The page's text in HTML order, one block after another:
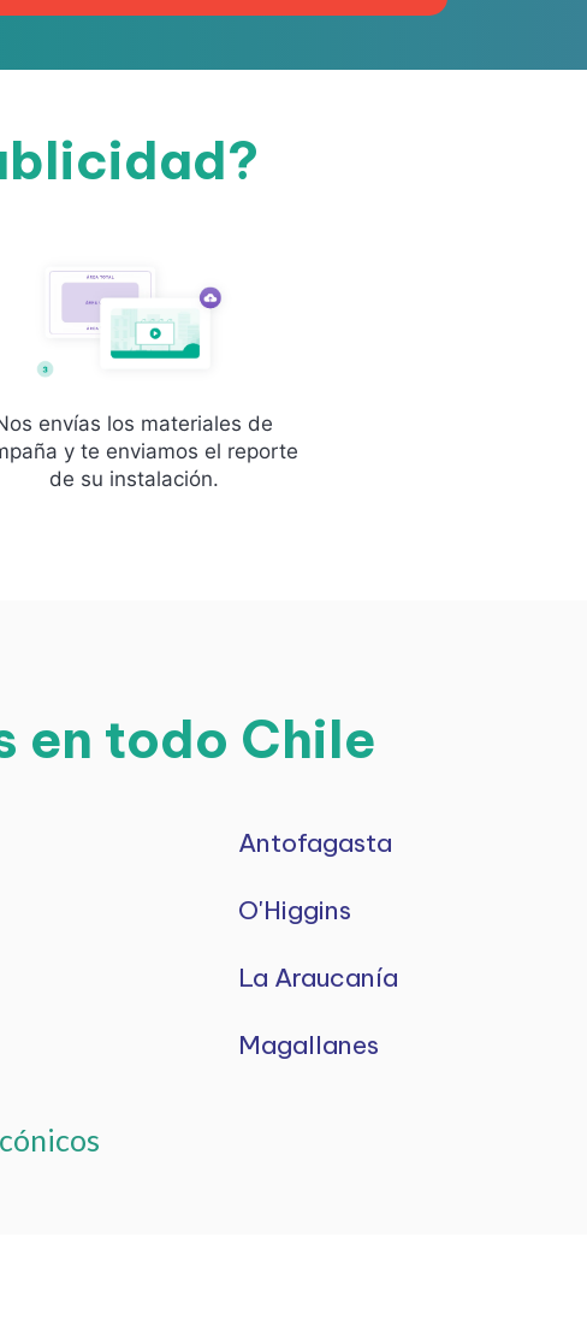
envías los materiales de
y te enviamos el reporte
de su instalación.
en todo Chile
Antofagasta
O'Higgins
La Araucanía
Magallanes